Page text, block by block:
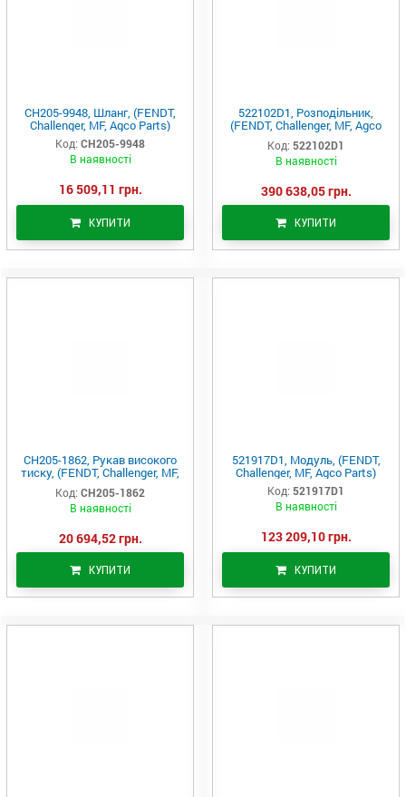
CH205-9948, Шланг, (FENDT,
Challenger, MF, Agco Parts)
Код: CH205-9948
В наявності
16 509,11 грн.
КУПИТИ
522102D1, Розподільник,
(FENDT, Challenger, MF, Agco
Parts)
Код: 522102D1
В наявності
390 638,05 грн.
КУПИТИ
CH205-1862, Рукав високого
тиску, (FENDT, Challenger, MF,
Код: CH205-1862
В наявності
20 694,52 грн.
КУПИТИ
521917D1, Модуль, (FENDT,
Challenger, MF, Agco Parts)
Код: 521917D1
В наявності
123 209,10 грн.
КУПИТИ